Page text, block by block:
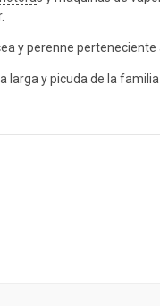
yperenne perteneciente
larga y picuda de la familia